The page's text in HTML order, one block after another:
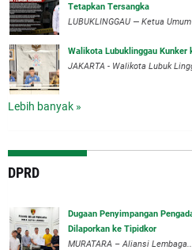
Tetapkan Tersangka
‎LUBUKLINGGAU — Ketua
Walikota Lubuklinggau Kunker
JAKARTA - Walikota Lubuk
Lebih banyak »
DPRD
‎Dugaan Penyimpangan
Dilaporkan ke Tipidkor
‎MURATARA – Aliansi